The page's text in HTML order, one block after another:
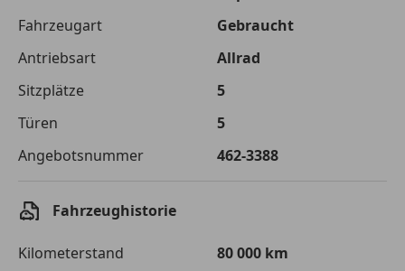
Kreditbetrag
€ 75 000,-
Gesamtbetrag
Einberechnete Gebühren
€ 0,-
Effektivzinsatz
Sollzinssatz
Monatliche Rate € 880,51
Fahrzeugart
Gebraucht
Antriebsart
Allrad
Sitzplätze
5
Türen
5
Angebotsnummer
462-3388
Fahrzeughistorie
Kilometerstand
80 000 km